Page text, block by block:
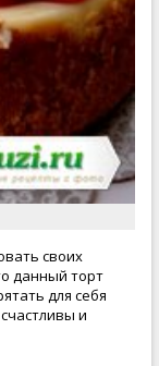
своих
данный торт
для себя
и